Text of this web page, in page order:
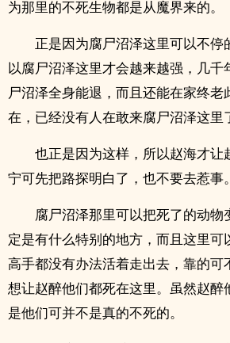
为那里的不死生物都是从魔界来的。
正是因为腐尸沼泽这里可以不停
以腐尸沼泽这里才会越来越强，几千
尸沼泽全身能退，而且还能在家终老
在，已经没有人在敢来腐尸沼泽这里
也正是因为这样，所以赵海才让
宁可先把路探明白了，也不要去惹事。
腐尸沼泽那里可以把死了的动物
定是有什么特别的地方，而且这里可
高手都没有办法活着走出去，靠的可
想让赵醉他们都死在这里。虽然赵醉
是他们可并不是真的不死的。